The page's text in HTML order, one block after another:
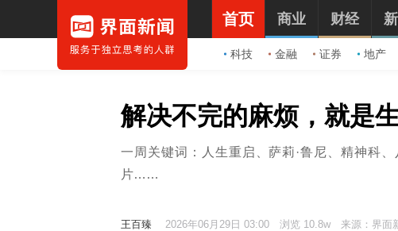
首页
科技 金融 证券 地产
商业 财经
解决不完的麻烦，就是
一周关键词：人生重启、萨莉·鲁尼、精神科
片……
王百臻 2026年06月29日 03:00 浏览 10.8w 来源：界面